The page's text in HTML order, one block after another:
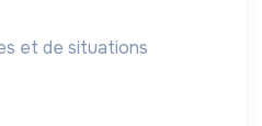
et de situations